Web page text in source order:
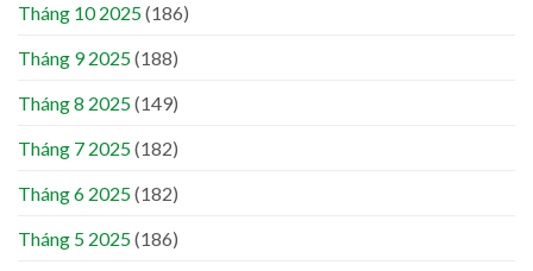
Tháng 10 2025(186)
Tháng 9 2025(188)
Tháng 8 2025(149)
Tháng 7 2025(182)
Tháng 6 2025(182)
Tháng 5 2025(186)